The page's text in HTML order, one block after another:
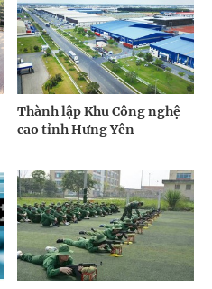
Thành lập Khu Công nghệ
cao tỉnh Hưng Yên